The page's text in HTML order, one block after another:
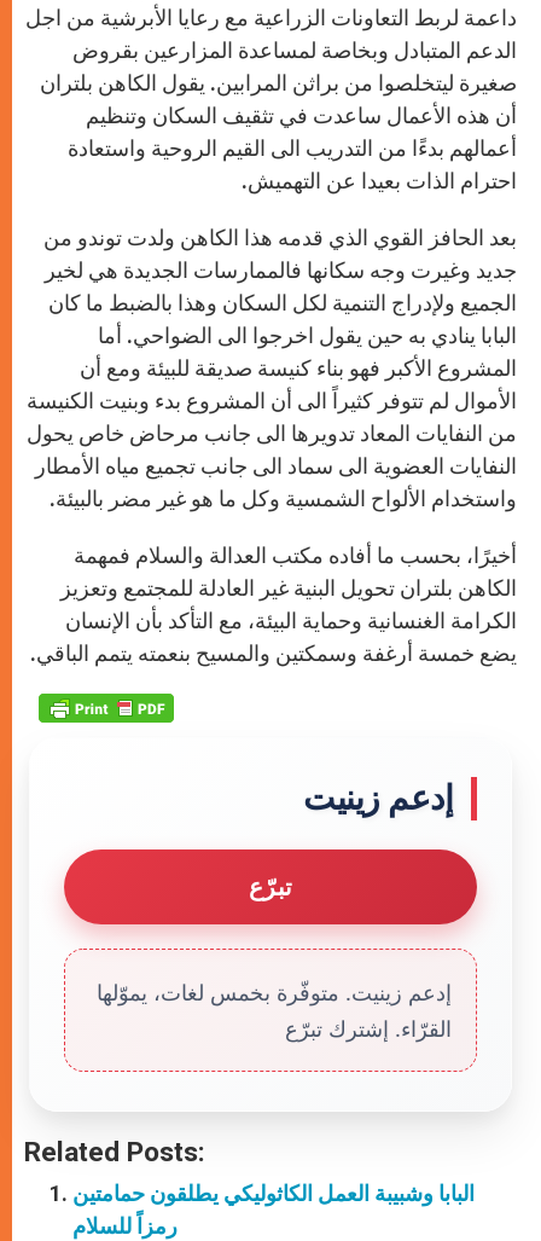
داعمة لربط التعاونات الزراعية مع رعايا الأبرشية من اجل
الدعم المتبادل وبخاصة لمساعدة المزارعين بقروض
صغيرة ليتخلصوا من براثن المرابين. يقول الكاهن بلتران
أن هذه الأعمال ساعدت في تثقيف السكان وتنظيم
أعمالهم بدءًا من التدريب الى القيم الروحية واستعادة
احترام الذات بعيدا عن التهميش.
بعد الحافز القوي الذي قدمه هذا الكاهن ولدت توندو من
جديد وغيرت وجه سكانها فالممارسات الجديدة هي لخير
الجميع ولإدراج التنمية لكل السكان وهذا بالضبط ما كان
البابا ينادي به حين يقول اخرجوا الى الضواحي. أما
المشروع الأكبر فهو بناء كنيسة صديقة للبيئة ومع أن
الأموال لم تتوفر كثيراً الى أن المشروع بدء وبنيت الكنيسة
من النفايات المعاد تدويرها الى جانب مرحاض خاص يحول
النفايات العضوية الى سماد الى جانب تجميع مياه الأمطار
واستخدام الألواح الشمسية وكل ما هو غير مضر بالبيئة.
أخيرًا، بحسب ما أفاده مكتب العدالة والسلام فمهمة
الكاهن بلتران تحويل البنية غير العادلة للمجتمع وتعزيز
الكرامة الغنسانية وحماية البيئة، مع التأكد بأن الإنسان
يضع خمسة أرغفة وسمكتين والمسيح بنعمته يتمم الباقي.
إدعم زينيت
تبرّع
إدعم زينيت. متوفّرة بخمس لغات، يموّلها
القرّاء. إشترك تبرّع
Related Posts:
البابا وشبيبة العمل الكاثوليكي يطلقون حمامتين
رمزاً للسلام